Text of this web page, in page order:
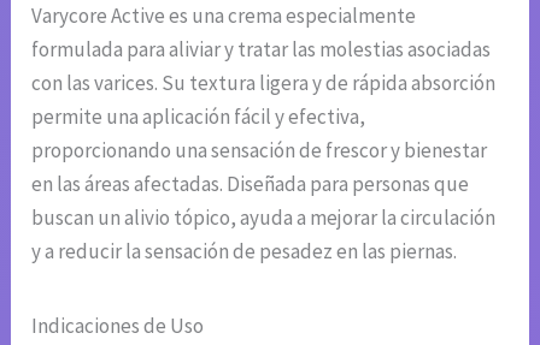
Varycore Active es una crema especialmente
formulada para aliviar y tratar las molestias asociadas
con las varices. Su textura ligera y de rápida absorción
permite una aplicación fácil y efectiva,
proporcionando una sensación de frescor y bienestar
en las áreas afectadas. Diseñada para personas que
buscan un alivio tópico, ayuda a mejorar la circulación
y a reducir la sensación de pesadez en las piernas.
Indicaciones de Uso